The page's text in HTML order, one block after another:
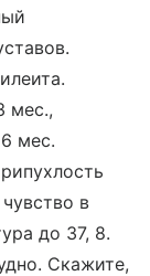
мес.,
мес.
в
до 37, 8.
Скажите,